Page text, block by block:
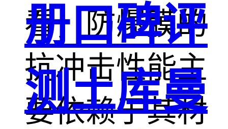
看，防爆膜的
抗冲击性能主
要依赖于其材
册口碑评
测土库曼